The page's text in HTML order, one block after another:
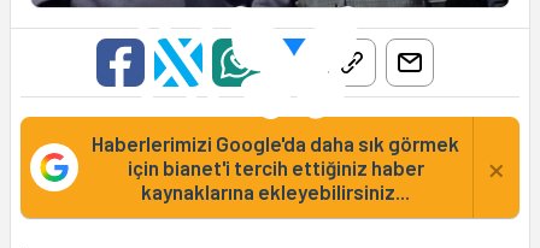
Haberlerimizi Google'da daha sık görmek
için bianet'i tercih ettiğiniz haber
kaynaklarına ekleyebilirsiniz...
×